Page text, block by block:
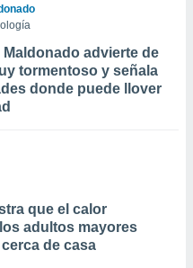
advierte de
tormentoso y señala
donde puede llover
que el calor
adultos mayores
de casa